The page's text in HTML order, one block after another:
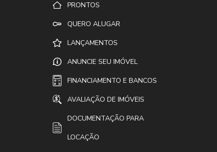
PRONTOS
QUERO ALUGAR
LANÇAMENTOS
ANUNCIE SEU IMÓVEL
FINANCIAMENTO E BANCOS
AVALIAÇÃO DE IMÓVEIS
DOCUMENTAÇÃO PARA
LOCAÇÃO